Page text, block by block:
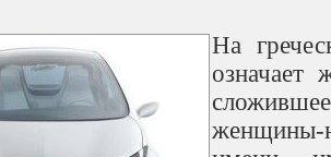
На
означает
женщины-